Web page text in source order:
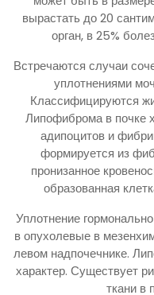
вырастать до 20
орган, в 25%
Встречаются случаи
уплотнениями
Классифицируются
Липофиброма в почке
адипоцитов и
формируется из
пронизанное
образованная
Уплотнение
в опухолевые в
левом надпочечнике.
характер. Существует
ткани в